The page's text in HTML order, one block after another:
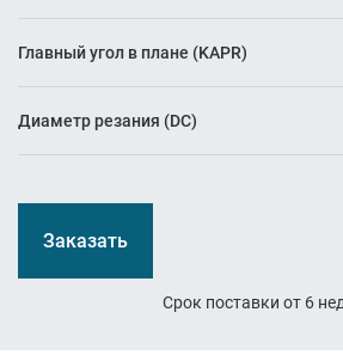
Главный угол в плане (KAPR)
Диаметр резания (DC)
Заказать
Срок поставки от 6